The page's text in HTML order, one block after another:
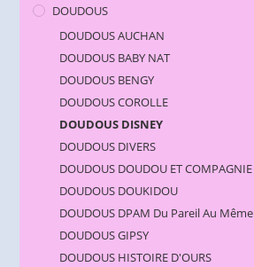
DOUDOUS
DOUDOUS AUCHAN
DOUDOUS BABY NAT
DOUDOUS BENGY
DOUDOUS COROLLE
DOUDOUS DISNEY
DOUDOUS DIVERS
DOUDOUS DOUDOU ET COMPAGNIE
DOUDOUS DOUKIDOU
DOUDOUS DPAM Du Pareil Au Même
DOUDOUS GIPSY
DOUDOUS HISTOIRE D'OURS